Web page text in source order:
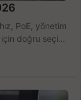
PoE, yönetim
doğru seçimi